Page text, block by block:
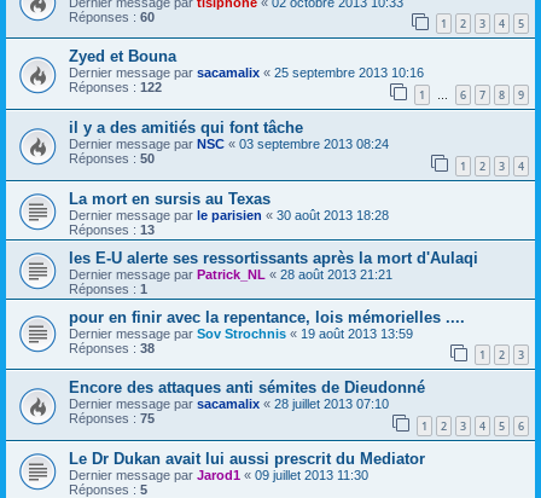
Réponses : 60 1 2 3 4 5
Zyed et Bouna
Dernier message par sacamalix « 25 septembre 2013 10:16
Réponses : 122 1 … 6 7 8 9
il y a des amitiés qui font tâche
Dernier message par NSC « 03 septembre 2013 08:24
Réponses : 50 1 2 3 4
La mort en sursis au Texas
Dernier message par le parisien « 30 août 2013 18:28
Réponses : 13
les E-U alerte ses ressortissants après la mort d'Aulaqi
Dernier message par Patrick_NL « 28 août 2013 21:21
Réponses : 1
pour en finir avec la repentance, lois mémorielles ....
Dernier message par Sov Strochnis « 19 août 2013 13:59
Réponses : 38 1 2 3
Encore des attaques anti sémites de Dieudonné
Dernier message par sacamalix « 28 juillet 2013 07:10
Réponses : 75 1 2 3 4 5 6
Le Dr Dukan avait lui aussi prescrit du Mediator
Dernier message par Jarod1 « 09 juillet 2013 11:30
Réponses : 5